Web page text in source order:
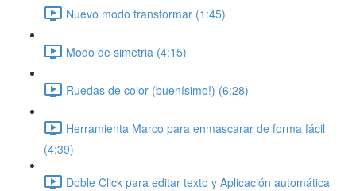
Nuevo modo transformar (1:45)
Modo de simetria (4:15)
Ruedas de color (buenísimo!) (6:28)
Herramienta Marco para enmascarar de forma fácil
(4:39)
Doble Click para editar texto y Aplicación automática